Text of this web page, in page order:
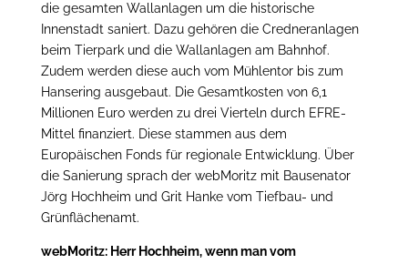
die gesamten Wallanlagen um die historische
Innenstadt saniert. Dazu gehören die Credneranlagen
beim Tierpark und die Wallanlagen am Bahnhof.
Zudem werden diese auch vom Mühlentor bis zum
Hansering ausgebaut. Die Gesamtkosten von 6,1
Millionen Euro werden zu drei Vierteln durch EFRE-
Mittel finanziert. Diese stammen aus dem
Europäischen Fonds für regionale Entwicklung. Über
die Sanierung sprach der webMoritz mit Bausenator
Jörg Hochheim und Grit Hanke vom Tiefbau- und
Grünflächenamt.
webMoritz: Herr Hochheim, wenn man vom